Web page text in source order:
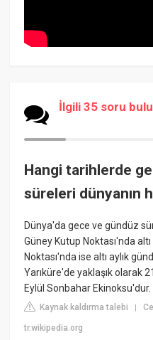
İlgili 35 soru
Hangi tarihlerde
süreleri dünyanın
Dünya'da gece ve gündüz
Güney Kutup Noktası'nda
Noktası'nda ise altı aylık
Yarıküre'de yaklaşık olarak
Eylül Sonbahar Ekinoksu'dur.
Kaynak kaldırma talebi |
tr.wikipedia.org